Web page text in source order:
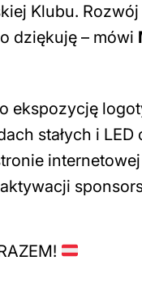
Klubu.
dziękuję – mówi
ekspozycję
stałych i